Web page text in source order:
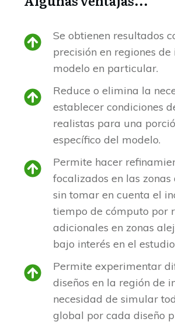
Se obtienen resultados
precisión en regiones de
modelo en particular.
Reduce o elimina la
establecer condiciones
realistas para una
específico del modelo.
Permite hacer
focalizados en las zonas
sin tomar en cuenta el
tiempo de cómputo por
adicionales en zonas
bajo interés en el
Permite experimentar
diseños en la región de
necesidad de simular
global por cada diseño